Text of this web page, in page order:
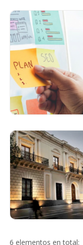
6 elementos en total: